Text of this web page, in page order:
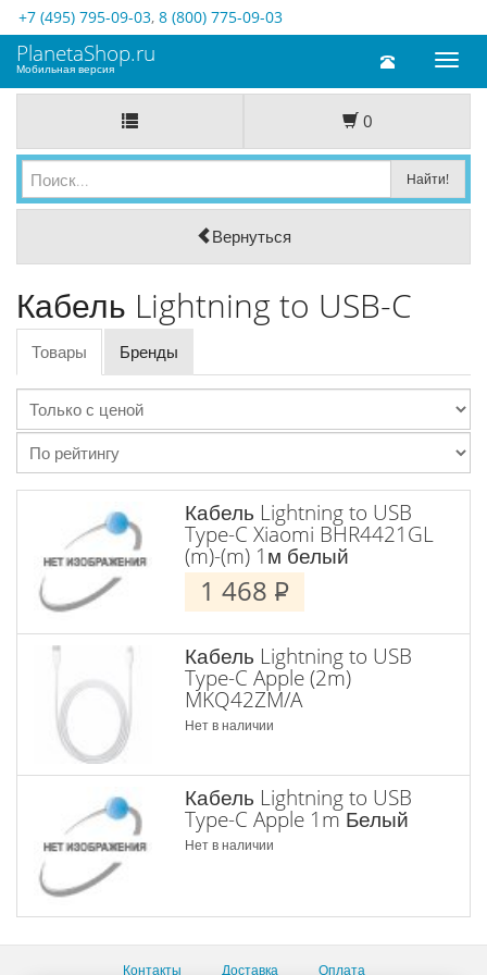
+7 (495) 795-09-03, 8 (800) 775-09-03
Toggle
PlanetaShop.ru
Мобильная версия
0
Вернуться
Кабель Lightning to USB-C
Товары Бренды
Кабель Lightning to USB
Type-C Xiaomi BHR4421GL
(m)-(m) 1м белый
1 468 P
Кабель Lightning to USB
Type-C Apple (2m)
MKQ42ZM/A
Нет в наличии
Кабель Lightning to USB
Type-C Apple 1m Белый
Нет в наличии
Контакты Доставка Оплата